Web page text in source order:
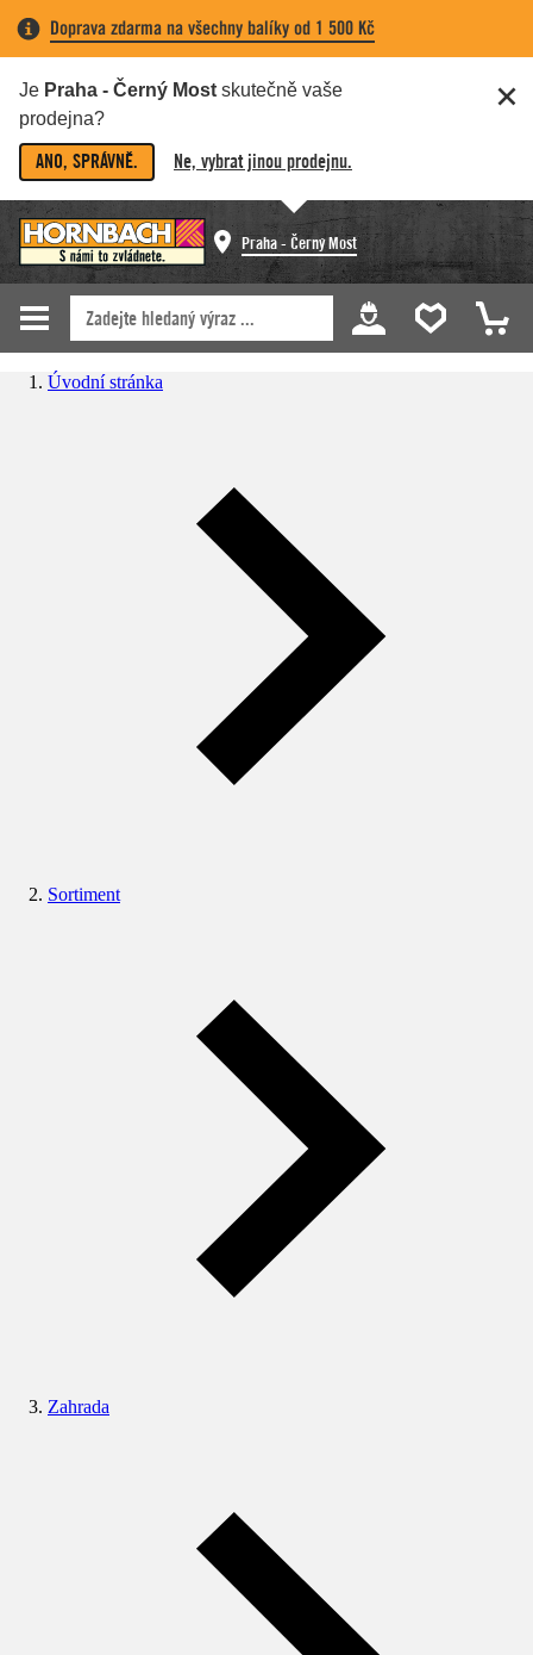
Doprava zdarma na všechny balíky od 1 500 Kč
Je Praha - Černý Most skutečně vaše
prodejna?
ANO, SPRÁVNĚ. Ne, vybrat jinou prodejnu.
Praha - Černý Most
Úvodní stránka
Sortiment
Zahrada